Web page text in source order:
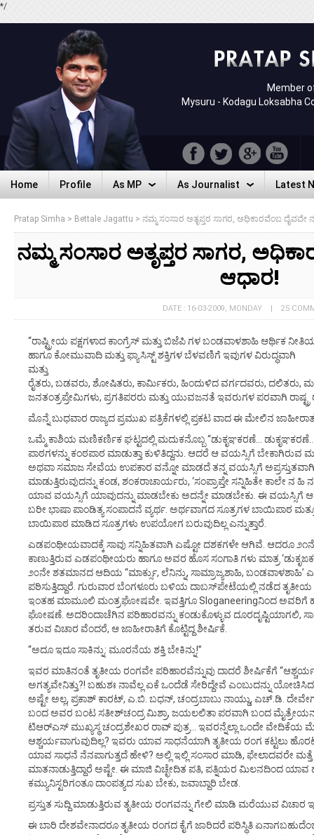
*/
Member
Mysuru - Kodagu Loksabha
Home
Home
Profile
Profile
As MP
As MP
As Journalist
As Journalist
Latest
Latest
Pratap Simha > Bettale Jagattu > ನಮ್ಮ ಸಂಸಾರ ಅತೃಪ್ತರ ಸಾಗರ, ಅಧಿಕಾರವೆಂಬ
ನಮ್ಮ ಸಂಸಾರ ಅತೃಪ್ತರ ಸಾಗರ,
ಆಧಾರ!
DATE : 16-03-2009, MONDAY | 25
“ರಾಷ್ಟ್ರೀಯ ಪಕ್ಷಗಳಾದ ಕಾಂಗ್ರೆಸ್ ಮತ್ತು ಬಿಜೆಪಿ ಗಳ ಬಂಡವಾಳಶಾಹಿ ಆರ್ಥಿಕ
ಹಾಗೂ ಕೋಮುವಾದಿ ಮತ್ತು ಫ್ಯಾಸಿಸ್ಟ್ ಶಕ್ತಿಗಳ ಬೆಳವಣಿಗೆ ಇವುಗಳ ವಿರುದ್ಧವಾಗಿ
ಮತ್ತು
ರೈತರು, ಬಡವರು, ಶೋಷಿತರು, ಕಾರ್ಮಿಕರು, ಹಿಂದುಳಿದ ವರ್ಗದವರು, ದಲಿತರು,
ಜನತಂತ್ರಪ್ರೇಮಿಗಳು, ಪ್ರಗತಿಪರರು ಮತ್ತು ಯುವಜನತೆ ಇವರುಗಳ ಪರವಾಗಿ ರಾಷ್ಟ್ರ
ಮೊನ್ನೆ ಬುಧವಾರ ರಾಜ್ಯದ ಪ್ರಮುಖ ಪತ್ರಿಕೆಗಳಲ್ಲಿ ಪ್ರಕಟ ವಾದ ಈ ಮೇಲಿನ
ಒಮ್ಮೆ ಕಾಶಿಯ ಮಣಿಕರ್ಣಿಕ ಘಟ್ಟದಲ್ಲಿ ಮದುಕನೊಬ್ಬ “ಡುಕೃಞಕರಣೆ…
ಪಾಠಗಳನ್ನು ಕಂಠಪಾಠ ಮಾಡುತ್ತಾ ಕುಳಿತಿದ್ದನು. ಆದರೆ ಆ ವಯಸ್ಸಿಗೆ ಬೇಕಾಗಿರುವ
ಅಥವಾ ಸಮಾಜ ಸೇವೆಯ ಉಪಕಾರ ವನ್ನೋ ಮಾಡದೆ ತನ್ನ ವಯಸ್ಸಿಗೆ
ಮಾಡುತ್ತಿರುವುದನ್ನು ಕಂಡ, ಶಂಕರಾಚಾರ್ಯರು, ‘ಸಂಪ್ರಾಪ್ತೇ ಸನ್ನಿಹಿತೇ ಕಾಲೇ ನ ಹಿ
ಯಾವ ವಯಸ್ಸಿಗೆ ಯಾವುದನ್ನು ಮಾಡಬೇಕು ಅದನ್ನೇ ಮಾಡಬೇಕು. ಈ ವಯಸ್ಸಿಗೆ
ಬರೀ ಭಾಷಾ ಪಾಂಡಿತ್ಯ ಸಂಪಾದನೆ ವ್ಯರ್ಥ. ಅರ್ಥವಾಗದ ಸೂತ್ರಗಳ ಬಾಯಿಪಾಠ ಮತ್ತೂ
ಬಾಯಿಪಾಠ ಮಾಡಿದ ಸೂತ್ರಗಳು ಉಪಯೋಗ ಬರುವುದಿಲ್ಲ ಎನ್ನುತ್ತಾರೆ.
ಎಡಪಂಥೀಯವಾದಕ್ಕೆ ಸಾವು ಸನ್ನಿಹಿತವಾಗಿ ಎಷ್ಟೋ ದಶಕಗಳೇ ಆಗಿವೆ. ಆದರೂ
ಕಾಣುತ್ತಿರುವ ಎಡಪಂಥೀಯರು ಹಾಗೂ ಅವರ ಹೊಸ ಸಂಗಾತಿ ಗಳು ಮಾತ್ರ
೨೦ನೇ ಶತಮಾನದ ಆದಿಯ “ಮಾರ್ಕ್ಸು, ಲೆನಿನ್ನು, ಸಾಮ್ರಾಜ್ಯಶಾಹಿ, ಬಂಡವಾಳಶಾಹಿ’
ಪಠಿಸುತ್ತಿದ್ದಾರೆ. ಗುರುವಾರ ಬೆಂಗಳೂರು ಬಳಿಯ ದಾಬಸ್‌ಪೇಟೆಯಲ್ಲಿ ನಡೆದ
ಇಂತಹ ಮಾಮೂಲಿ ಮಂತ್ರಘೋಷವೇ. ಇವತ್ತಿಗೂ Sloganeeringನಿಂದ ಅವರಿಗೆ
ಘೋಷಣೆ. ಅದರಿಂದಾಚೆಗಿನ ಪರಿಹಾರವನ್ನು ಕಂಡುಕೊಳ್ಳುವ ದೂರದೃಷ್ಟಿಯಾಗಲಿ,
ತರುವ ವಿಚಾರ ವೆಂದರೆ, ಆ ಜಾಹೀರಾತಿಗೆ ಕೊಟ್ಟಿದ್ದ ಶೀರ್ಷಿಕೆ.
“ಅದೂ ಇದೂ ಸಾಕಿನ್ನು: ಮೂರನೆಯ ಶಕ್ತಿ ಬೇಕಿನ್ನು!”
ಇವರ ಮಾತಿನಂತೆ ತೃತೀಯ ರಂಗವೇ ಪರಿಹಾರವೆನ್ನುವು ದಾದರೆ ಶೀರ್ಷಿಕೆಗೆ
ಅಗತ್ಯವೇನಿತ್ತು?! ಬಹುಶಃ ನಾವೆಲ್ಲ ಏಕೆ ಒಂದೆಡೆ ಸೇರಿದ್ದೇವೆ ಎಂಬುದನ್ನು
ಅಷ್ಟೇ ಅಲ್ಲ, ಪ್ರಕಾಶ್ ಕಾರಟ್, ಎ.ಬಿ. ಬಧನ್, ಚಂದ್ರಬಾಬು ನಾಯ್ಡು, ಎಚ್.ಡಿ.
ಬಂದ ಅವರ ಬಂಟ ಸತೀಶ್‌ಚಂದ್ರ ಮಿಶ್ರಾ, ಜಯಲಲಿತಾ ಪರವಾಗಿ ಬಂದ
ಟಿಆರ್‌ಎಸ್ ಮುಖ್ಯಸ್ಥ ಚಂದ್ರಶೇಖರ ರಾವ್ ಪುತ್ರ… ಇವರನ್ನೆಲ್ಲಾ ಒಂದೇ
ಆಶ್ಚರ್ಯವಾಗುವುದಿಲ್ಲ? ಇವರು ಯಾವ ಸಾಧನೆಯಾಗಿ ತೃತೀಯ ರಂಗ ಕಟ್ಟಲು
ಯಾವ ಸಾಧನೆ ನೆನಪಾಗುತ್ತದೆ ಹೇಳಿ? ಅಲ್ಲಿ ಇಲ್ಲಿ ಸಂಸಾರ ಮಾಡಿ, ಫೇಲಾದವರೇ ಮತ್ತೆ
ಮಾತನಾಡುತ್ತಿದ್ದಾರೆ ಅಷ್ಟೇ. ಈ ಮಾಜಿ ವಿಚ್ಛೇದಿತ ಪತಿ, ಪತ್ನಿಯರ ಮಿಲನದಿಂದ ಯಾವ
ಕಮ್ಯುನಿಸ್ಟರಿಗಂತೂ ದಾಂಪತ್ಯದ ಸುಖ ಬೇಕು, ಜವಾಬ್ದಾರಿ ಬೇಡ.
ಪ್ರಸ್ತುತ ಸುದ್ದಿ ಮಾಡುತ್ತಿರುವ ತೃತೀಯ ರಂಗವನ್ನು ಗೇಲಿ ಮಾಡಿ ಮರೆಯುವ ವಿಚಾರ
ಈ ಬಾರಿ ದೇಶವೇನಾದರೂ ತೃತೀಯ ರಂಗದ ಕೈಗೆ ಜಾರಿದರೆ ಪರಿಸ್ಥಿತಿ